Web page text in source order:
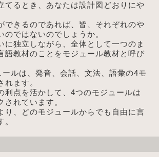
てるとき、あなたは設計図どおりにや
できるのであれば、皆、それぞれのや
のではないのでしょうか。
に独立しながら、全体として一つのま
語教材のことをモジュール教材と呼び
ルは、発音、会話、文法、語彙の4モ
れます。
利点を活かして、4つのモジュールは
されています。
り、どのモジュールからでも自由に言